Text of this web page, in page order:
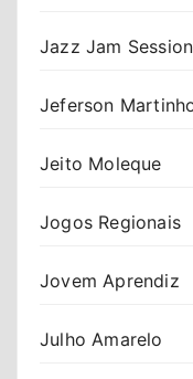
Jazz Jam Session
Jeferson
Jeito Moleque
Jogos Regionais
Jovem Aprendiz
Julho Amarelo